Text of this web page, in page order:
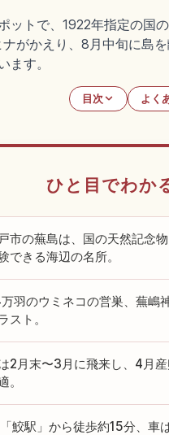
ットで、1922年指定の国
がかえり、8月中旬に島
ます。
目次 よく
ひと目でわか
市の蕪島は、国の天然記念
できる海辺の名所。
羽のウミネコの営巣、蕪嶋
スト。
2月末〜3月に飛来し、4月
。
鮫駅」から徒歩約15分、車